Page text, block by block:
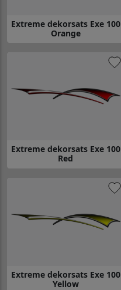
Extreme dekorsats Exe 100
Orange
Extreme dekorsats Exe 100
Red
Extreme dekorsats Exe 100
Yellow